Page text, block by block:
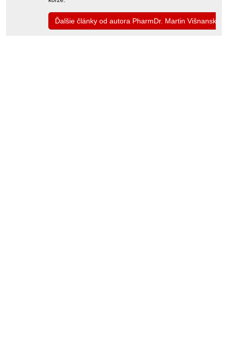
Ďalšie články od autora PharmDr. Martin Višnanský,